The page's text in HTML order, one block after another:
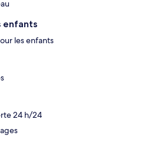
enfants
les enfants
24 h/24